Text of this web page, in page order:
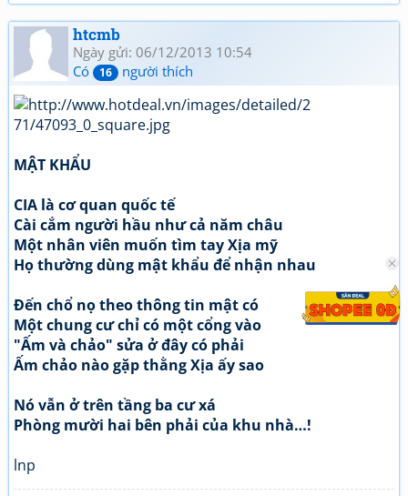
htcmb
Ngày gửi: 06/12/2013 10:54
Có
16 người thích
MẬT KHẨU
CIA là cơ quan quốc tế
Cài cắm người hầu như cả năm châu
Một nhân viên muốn tìm tay Xịa mỹ
Họ thường dùng mật khẩu để nhận nhau
Đến chổ nọ theo thông tin mật có
Một chung cư chỉ có một cổng vào
"Ấm và chảo" sửa ở đây có phải
Ấm chảo nào gặp thằng Xịa ấy sao
Nó vẫn ở trên tầng ba cư xá
Phòng mười hai bên phải của khu nhà…!
lnp